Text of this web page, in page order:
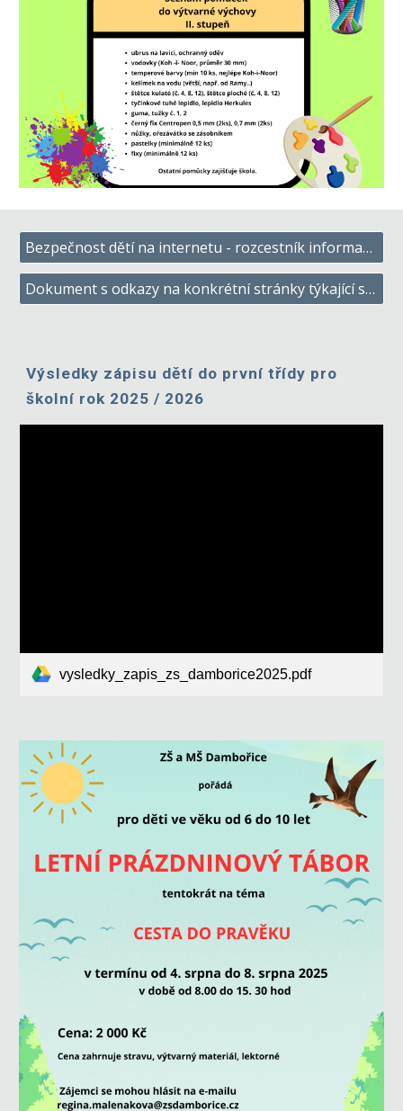
Bezpečnost dětí na internetu - rozcestník informací pro rodiče i učitele
Dokument s odkazy na konkrétní stránky týkající se bezpečnosti i pravidel pro užívání digitálních technologií
Výsledky zápisu dětí do první třídy pro
školní rok 2025 / 2026
vysledky_zapis_zs_damborice2025.pdf